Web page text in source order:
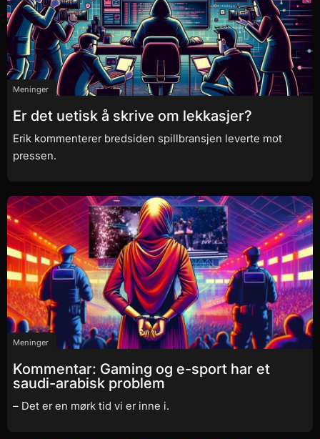
Meninger
Er det uetisk å skrive om lekkasjer?
Erik kommenterer bredsiden spillbransjen leverte mot
pressen.
Meninger
Kommentar: Gaming og e-sport har et
saudi-arabisk problem
– Det er en mørk tid vi er inne i.